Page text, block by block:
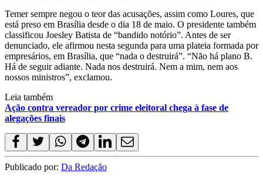
Temer sempre negou o teor das acusações, assim como Loures, que
está preso em Brasília desde o dia 18 de maio. O presidente também
classificou Joesley Batista de “bandido notório”. Antes de ser
denunciado, ele afirmou nesta segunda para uma plateia formada por
empresários, em Brasília, que “nada o destruirá”. “Não há plano B.
Há de seguir adiante. Nada nos destruirá. Nem a mim, nem aos
nossos ministros”, exclamou.
Leia também
Ação contra vereador por crime eleitoral chega à fase de
alegações finais
Publicado por: Da Redação